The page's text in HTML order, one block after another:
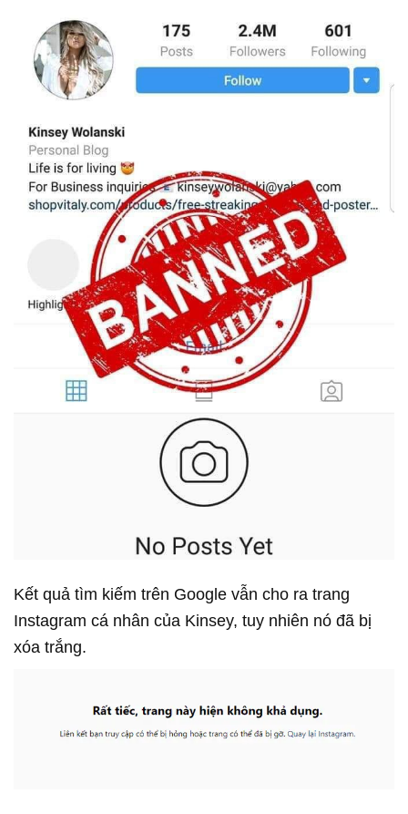
Kết quả tìm kiếm trên Google vẫn cho ra trang
Instagram cá nhân của Kinsey, tuy nhiên nó đã bị
xóa trắng.